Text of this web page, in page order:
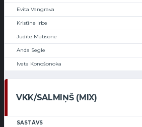
Evita Vangrava
Kristīne Irbe
Judīte Matisone
Anda Segle
Iveta Konošonoka
VKK/SALMIŅŠ (MIX)
SASTĀVS